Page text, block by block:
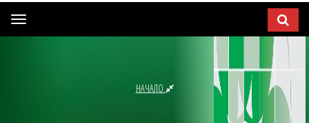
Мобилна
навигация
НАЧАЛО